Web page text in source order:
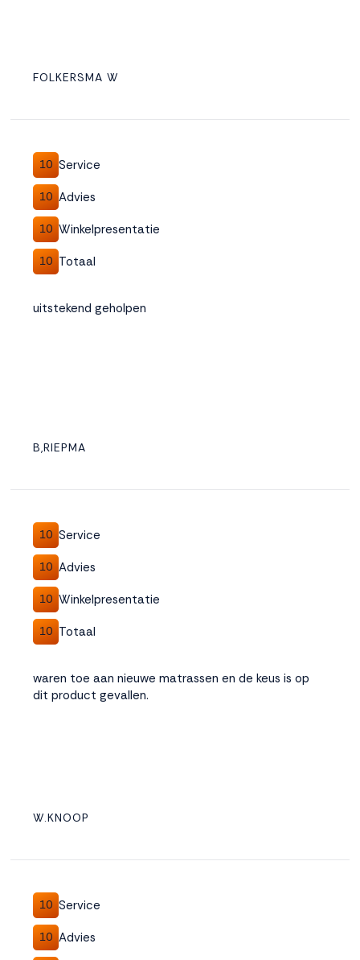
FOLKERSMA W
10 Service
10 Advies
10 Winkelpresentatie
10 Totaal
uitstekend geholpen
B,RIEPMA
10 Service
10 Advies
10 Winkelpresentatie
10 Totaal
waren toe aan nieuwe matrassen en de keus is op
dit product gevallen.
W.KNOOP
10 Service
10 Advies